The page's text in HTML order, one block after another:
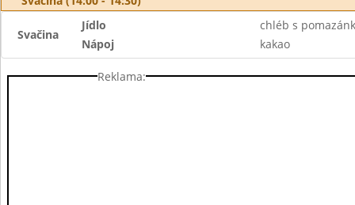
Svačina
Jídlo
chléb s
Nápoj
kakao
Reklama: